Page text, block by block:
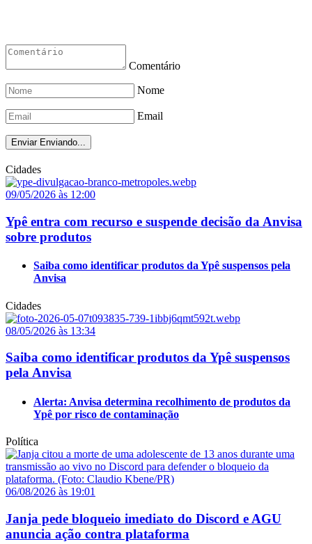
Comentário
Nome
Email
Enviar Enviando...
Cidades
09/05/2026 às 12:00
Ypê entra com recurso e suspende decisão da Anvisa
sobre produtos
Saiba como identificar produtos da Ypê suspensos pela
Anvisa
Cidades
08/05/2026 às 13:34
Saiba como identificar produtos da Ypê suspensos
pela Anvisa
Alerta: Anvisa determina recolhimento de produtos da
Ypê por risco de contaminação
Política
06/08/2026 às 19:01
Janja pede bloqueio imediato do Discord e AGU
anuncia ação contra plataforma